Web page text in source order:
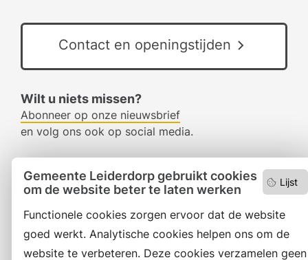
Lijst
Gemeente Leiderdorp gebruikt cookies
om de website beter te laten werken
Functionele cookies zorgen ervoor dat de website
goed werkt. Analytische cookies helpen ons om de
website te verbeteren. Deze cookies verzamelen geen
Contact en openingstijden
Wilt u niets missen?
Abonneer op onze nieuwsbrief
en volg ons ook op social media.
Facebook
RSS
LinkedIn